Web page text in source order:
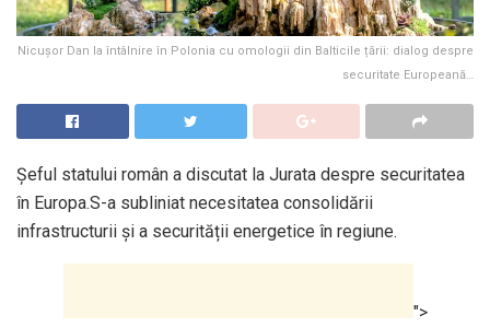
Nicușor Dan la întâlnire în Polonia cu omologii din Balticile țării: dialog despre
securitate Europeană…
Șeful statului român a discutat la Jurata despre securitatea
în Europa.S-a subliniat necesitatea consolidării
infrastructurii și a securității energetice în regiune.
">